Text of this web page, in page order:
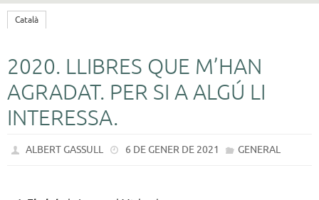
Català
2020. LLIBRES QUE M’HAN
AGRADAT. PER SI A ALGÚ LI
INTERESSA.
ALBERT GASSULL 6 DE GENER DE 2021 GENERAL